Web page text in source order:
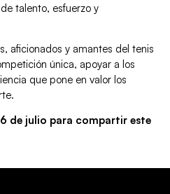
talento, esfuerzo y
aficionados y amantes del tenis
única, apoyar a los
que pone en valor los
de julio para compartir este